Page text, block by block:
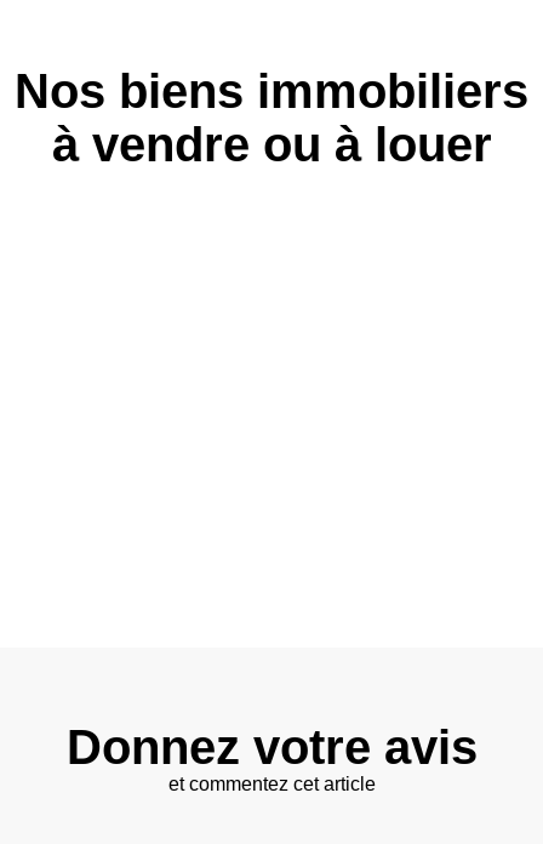
Nos biens immobiliers
à vendre ou à louer
Donnez votre avis
et commentez cet article